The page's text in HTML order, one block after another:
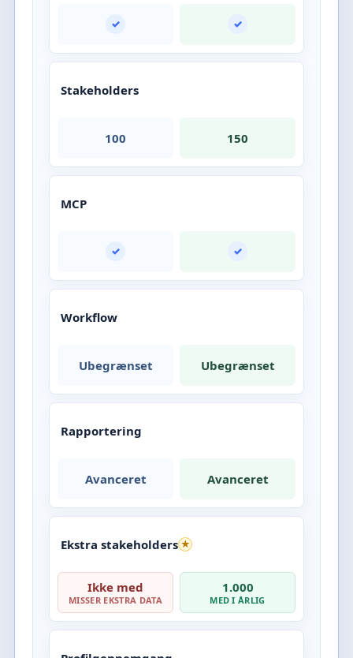
✓ ✓
Stakeholders
100 150
MCP
✓ ✓
Workflow
Ubegrænset Ubegrænset
Rapportering
Avanceret Avanceret
Ekstra stakeholders★
Ikke med
MISSER EKSTRA DATA
1.000
MED I ÅRLIG